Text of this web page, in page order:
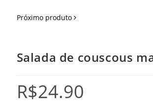
Próximo produto
Salada de couscous
R$24.90